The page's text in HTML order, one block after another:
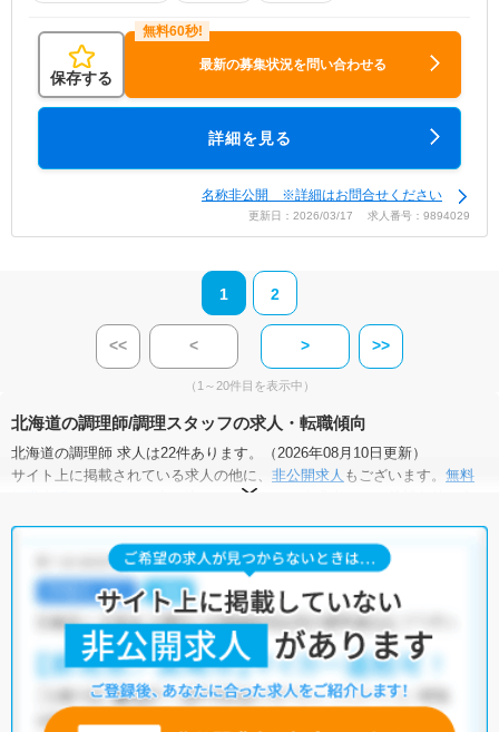
保存する
最新の募集状況を問い合わせる
詳細を見る
名称非公開 ※詳細はお問合せください
更新日：2026/03/17 求人番号：9894029
1 2
<< < > >>
（1～20件目を表示中）
北海道の調理師/調理スタッフの求人・転職傾向
北海道の調理師 求人は22件あります。（2026年08月10日更新）
サイト上に掲載されている求人の他に、 非公開求人 もございます。 無料
にお申し込みいただくと、全求人からご希望条件に合
北海道の調理師 求人では以下のような条件が人気です。
土日祝休・積極採用中・ 残業少なめ 正社員(正職員)
・介護福祉施設・保育園・その他
他の条件でも人気の求人がございますので、「こだわり条件」から検索
いただくか、お気軽にお問い合わせください。
全国の調理師 求人から検索いただくことも可能です。